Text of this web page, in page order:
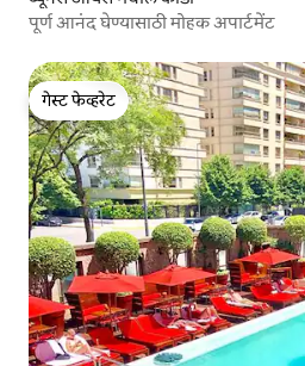
पूर्ण आनंद घेण्यासाठी मोहक अपार्टमेंट
गेस्ट फेव्हरेट
गेस्ट फेव्हरेट